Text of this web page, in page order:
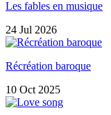
Les fables en musique
24 Jul 2026
Récréation baroque
10 Oct 2025